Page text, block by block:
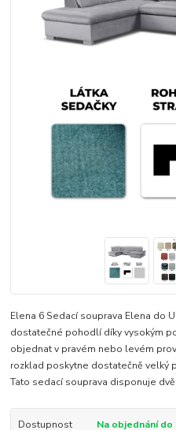
Elena 6 Sedací souprava Elena do
dostatečné pohodlí díky vysokým
objednat v pravém nebo levém
rozklad poskytne dostatečně velký
Tato sedací souprava disponuje
Dostupnost
Na objednání